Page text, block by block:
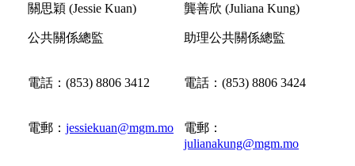
關思穎 (Jessie Kuan)
公共關係總監
龔善欣 (Juliana Kung)
助理公共關係總監
電話：(853) 8806 3412 電話：(853) 8806 3424
電郵： jessiekuan@mgm.mo
電郵：
julianakung@mgm.mo